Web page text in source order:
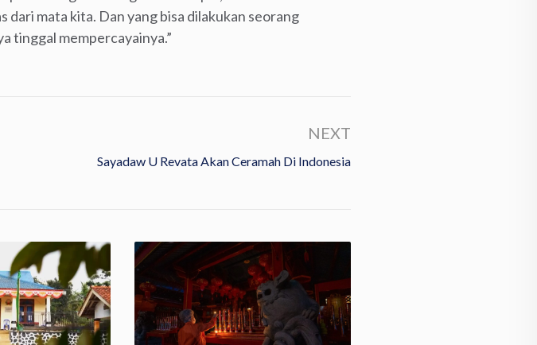
mata kita. Dan yang bisa dilakukan seorang
tinggal mempercayainya.”
NEXT
Sayadaw U Revata Akan Ceramah Di Indonesia